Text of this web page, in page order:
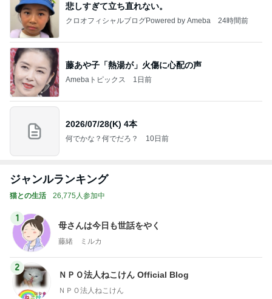
悲しすぎて立ち直れない。
クロオフィシャルブログPowered by Ameba 24時間前
藤あや子「熱湯が」火傷に心配の声
Amebaトピックス 1日前
2026/07/28(K) 4本
何でかな？何でだろ？ 10日前
ジャンルランキング
猫との生活 26,775人参加中
1
母さんは今日も世話をやく
藤緒 ミルカ
2
ＮＰＯ法人ねこけん Official Blog
ＮＰＯ法人ねこけん